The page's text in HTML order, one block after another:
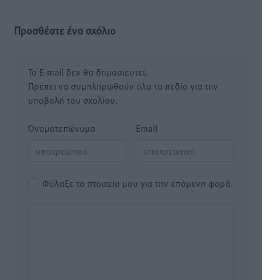
Προσθέστε ένα σχόλιο
Το E-mail δεν θα δημοσιευτεί.
Πρέπει να συμπληρωθούν όλα τα πεδία για την
υποβολή του σχολίου.
Όνοματεπώνυμο Email
Φύλαξε τα στοιχεία μου για την επόμενη φορά.